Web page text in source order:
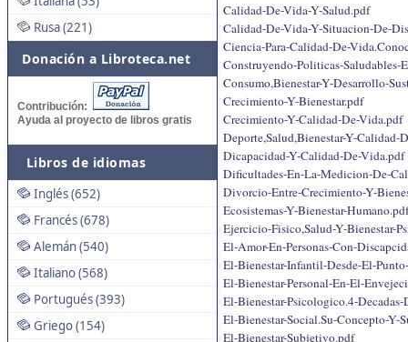
Rusa (221)
Donación a Libroteca.net
Contribución:
Ayuda al proyecto de libros gratis
Libros de idiomas
Inglés (652)
Francés (678)
Alemán (540)
Italiano (568)
Portugués (393)
Griego (154)
Calidad-De-Vida-Y-Salud.pdf
Calidad-De-Vida-Y-Situacion-De-
Ciencia-Para-Calidad-De-
Construyendo-Politicas-Saludables-
Consumo,Bienestar-Y-Desarrollo-
Crecimiento-Y-Bienestar.pdf
Crecimiento-Y-Calidad-De-Vida.pdf
Deporte,Salud,Bienestar-Y-Calidad-
Dicapacidad-Y-Calidad-De-Vida.pdf
Dificultades-En-La-Medicion-De-
Divorcio-Entre-Crecimiento-Y-
Ecosistemas-Y-Bienestar-Humano.pdf
Ejercicio-Fisico,Salud-Y-Bienestar-
El-Amor-En-Personas-Con-
El-Bienestar-Infantil-Desde-El-
El-Bienestar-Personal-En-El-
El-Bienestar-Psicologico.4-Decadas-
El-Bienestar-Social.Su-Concepto-Y-
El-Bienestar-Subjetivo.pdf